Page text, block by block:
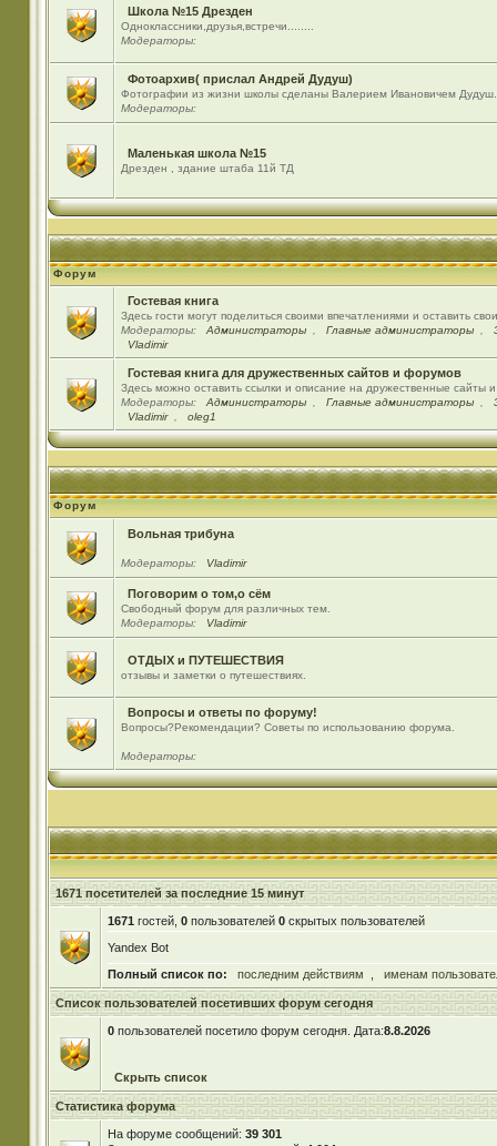
Школа №15 Дрезден
Одноклассники,друзья,встречи........
Модераторы:
Фотоархив( прислал Андрей Дудуш)
Фотографии из жизни школы сделаны Валерием Ивановичем Дудуш.
Модераторы:
Маленькая школа №15
Дрезден , здание штаба 11й ТД
Форум
Гостевая книга
Здесь гости могут поделиться своими впечатлениями и оставить
Модераторы:
Администраторы Главные администраторы
Vladimir
Гостевая книга для дружественных сайтов и форумов
Здесь можно оставить ссылки и описание на дружественные сайты
Модераторы:
Администраторы Главные администраторы
Vladimir
oleg1
Форум
Вольная трибуна
Модераторы: Vladimir
Поговорим о том,о сём
Свободный форум для различных тем.
Модераторы:
Vladimir
ОТДЫХ и ПУТЕШЕСТВИЯ
отзывы и заметки о путешествиях.
Вопросы и ответы по форуму!
Вопросы?Рекомендации? Советы по использованию форума.
Модераторы:
1671 посетителей за последние 15 минут
1671 гостей, 0пользователей 0скрытых пользователей
Yandex Bot
Полный список по:
последним действиям именам
Список пользователей посетивших форум сегодня
0пользователей посетило форум сегодня. Дата:8.8.2026
Скрыть список
Статистика форума
На форуме сообщений: 39 301